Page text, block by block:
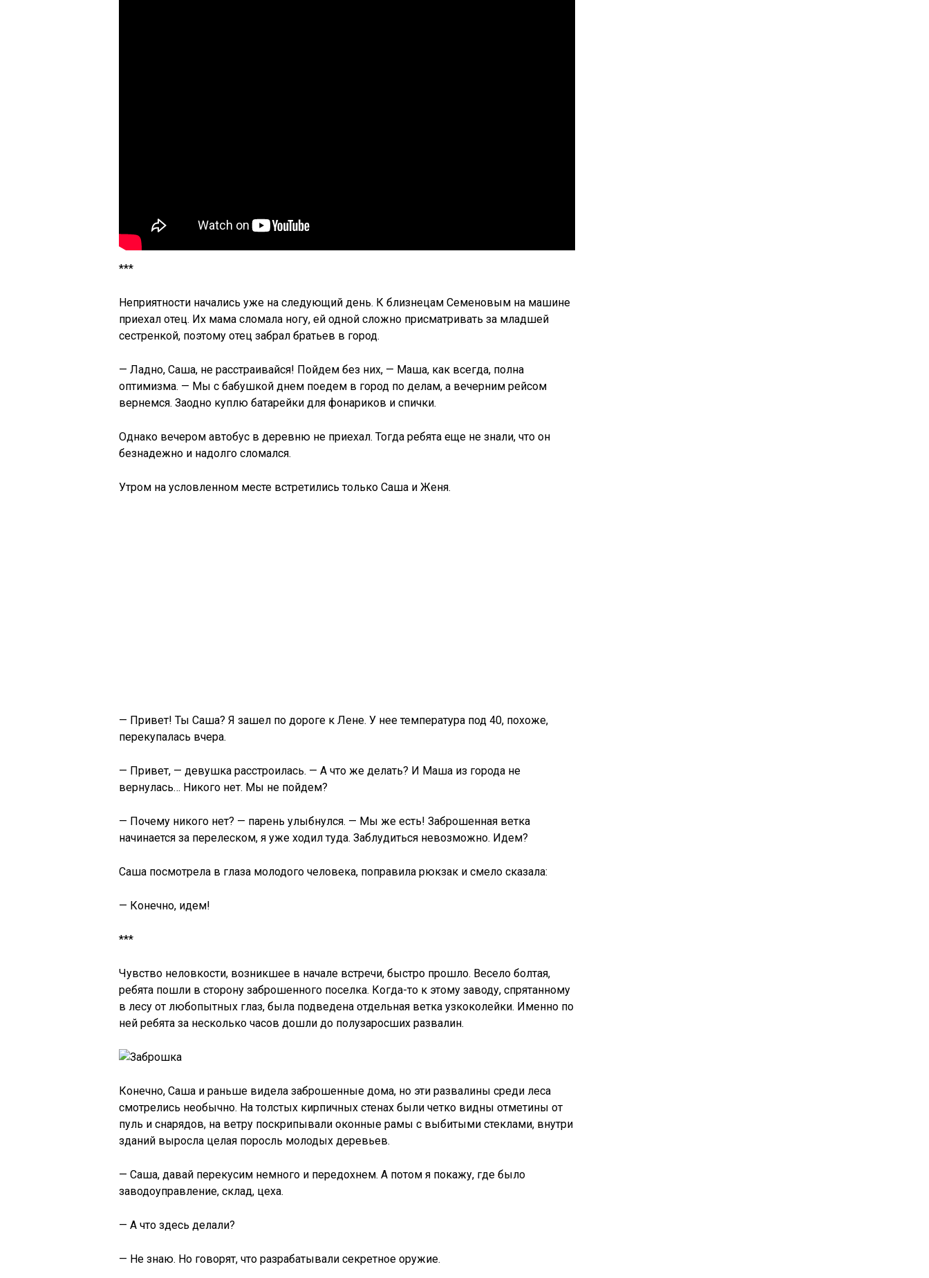
***
Неприятности начались уже на следующий день. К близнецам Семеновым на машине
приехал отец. Их мама сломала ногу, ей одной сложно присматривать за младшей
сестренкой, поэтому отец забрал братьев в город.
— Ладно, Саша, не расстраивайся! Пойдем без них, — Маша, как всегда, полна
оптимизма. — Мы с бабушкой днем поедем в город по делам, а вечерним рейсом
вернемся. Заодно куплю батарейки для фонариков и спички.
Однако вечером автобус в деревню не приехал. Тогда ребята еще не знали, что он
безнадежно и надолго сломался.
Утром на условленном месте встретились только Саша и Женя.
— Привет! Ты Саша? Я зашел по дороге к Лене. У нее температура под 40, похоже,
перекупалась вчера.
— Привет, — девушка расстроилась. — А что же делать? И Маша из города не
вернулась… Никого нет. Мы не пойдем?
— Почему никого нет? — парень улыбнулся. — Мы же есть! Заброшенная ветка
начинается за перелеском, я уже ходил туда. Заблудиться невозможно. Идем?
Саша посмотрела в глаза молодого человека, поправила рюкзак и смело сказала:
— Конечно, идем!
***
Чувство неловкости, возникшее в начале встречи, быстро прошло. Весело болтая,
ребята пошли в сторону заброшенного поселка. Когда-то к этому заводу, спрятанному
в лесу от любопытных глаз, была подведена отдельная ветка узкоколейки. Именно по
ней ребята за несколько часов дошли до полузаросших развалин.
Конечно, Саша и раньше видела заброшенные дома, но эти развалины среди леса
смотрелись необычно. На толстых кирпичных стенах были четко видны отметины от
пуль и снарядов, на ветру поскрипывали оконные рамы с выбитыми стеклами, внутри
зданий выросла целая поросль молодых деревьев.
— Саша, давай перекусим немного и передохнем. А потом я покажу, где было
заводоуправление, склад, цеха.
— А что здесь делали?
— Не знаю. Но говорят, что разрабатывали секретное оружие.